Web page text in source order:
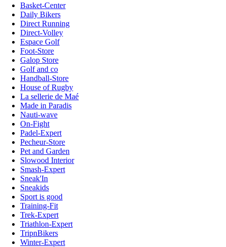
Basket-Center
Daily Bikers
Direct Running
Direct-Volley
Espace Golf
Foot-Store
Galop Store
Golf and co
Handball-Store
House of Rugby
La sellerie de Maé
Made in Paradis
Nauti-wave
On-Fight
Padel-Expert
Pecheur-Store
Pet and Garden
Slowood Interior
Smash-Expert
Sneak'In
Sneakids
Sport is good
Training-Fit
Trek-Expert
Triathlon-Expert
TripnBikers
Winter-Expert